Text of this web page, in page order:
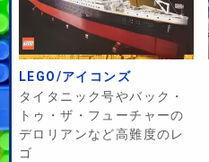
LEGO/アイコンズ
タイタニック号やバック・
トゥ・ザ・フューチャーの
デロリアンなど高難度のレ
ゴ